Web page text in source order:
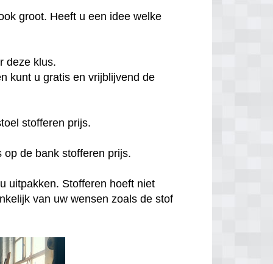
groot. Heeft u een idee welke
deze klus.
kunt u gratis en vrijblijvend de
stofferen prijs.
de bank stofferen prijs.
uitpakken. Stofferen hoeft niet
van uw wensen zoals de stof